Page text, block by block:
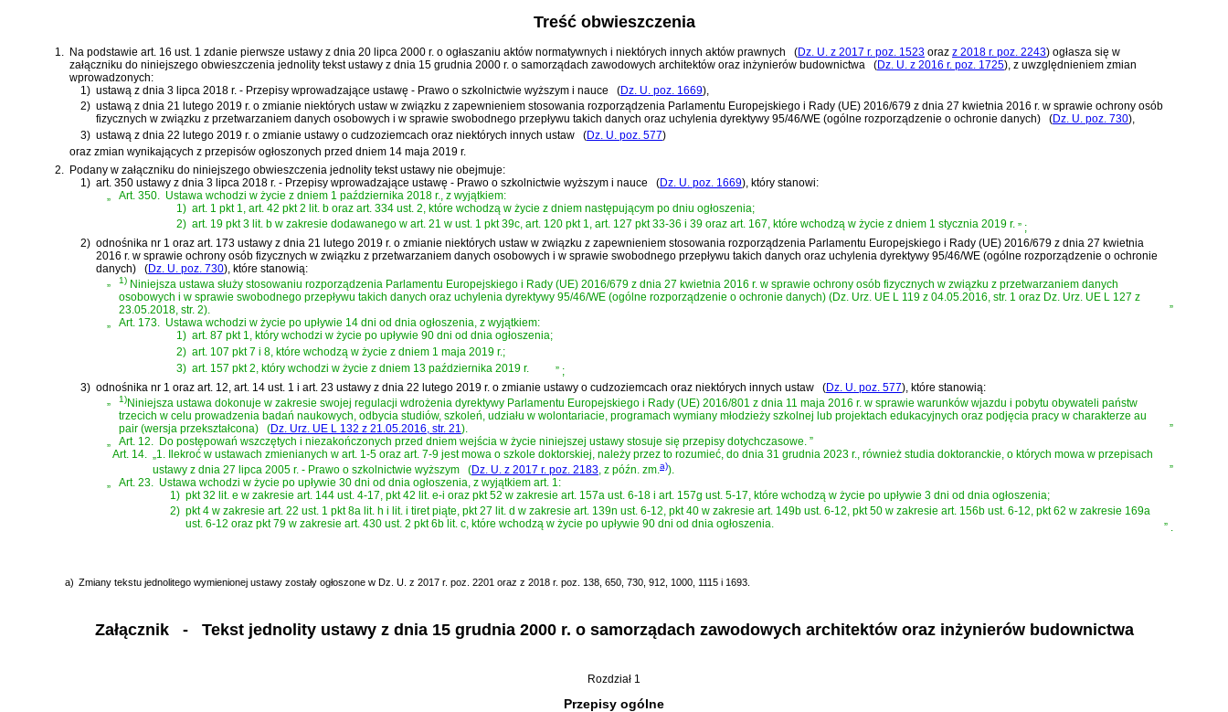
Treść obwieszczenia
1. Na podstawie art. 16 ust. 1 zdanie pierwsze ustawy z dnia 20 lipca 2000 r. o ogłaszaniu aktów normatywnych i niektórych innych aktów prawnych (Dz. U. z 2017 r. poz. 1523 oraz z 2018 r. poz. 2243) ogłasza się w
załączniku do niniejszego obwieszczenia jednolity tekstustawy z dnia 15 grudnia 2000 r. o samorządach zawodowych architektów oraz inżynierów budownictwa (Dz. U. z 2016 r. poz. 1725), z uwzględnieniem zmian
wprowadzonych:
1) ustawą z dnia 3 lipca 2018 r. - Przepisy wprowadzające ustawę - Prawo o szkolnictwie wyższym i nauce (Dz. U. poz. 1669),
2) ustawą z dnia 21 lutego 2019 r. o zmianie niektórych ustaw w związku z zapewnieniem stosowania rozporządzenia Parlamentu Europejskiego i Rady (UE) 2016/679 z dnia 27 kwietnia 2016 r. w sprawie ochrony osób
fizycznych w związku z przetwarzaniem danych osobowych i w sprawie swobodnego przepływu takich danych oraz uchylenia dyrektywy 95/46/WE (ogólne rozporządzenie o ochronie danych)
(Dz. U. poz. 730),
3) ustawą z dnia 22 lutego 2019 r. o zmianie ustawy o cudzoziemcach oraz niektórych innych ustaw (Dz. U. poz. 577)
oraz zmian wynikających z przepisów ogłoszonych przed dniem 14 maja 2019 r.
2.
Podany w załączniku do niniejszego obwieszczenia jednolity tekst ustawy nie obejmuje:
1) art. 350 ustawy z dnia 3 lipca 2018 r. - Przepisy wprowadzające ustawę - Prawo o szkolnictwie wyższym i nauce (Dz. U. poz. 1669) , który stanowi:
Art. 350.
Ustawa wchodzi w życie z dniem 1 października 2018 r., z wyjątkiem:
1) art. 1 pkt 1, art. 42 pkt 2 lit. b oraz art. 334 ust. 2, które wchodzą w życie z dniem następującym po dniu ogłoszenia;
2) art. 19 pkt 3 lit. b w zakresie dodawanego w art. 21 w ust. 1 pkt 39c, art. 120 pkt 1, art. 127 pkt 33-36 i 39 oraz art. 167, które wchodzą w życie z dniem 1 stycznia 2019 r. ” ;
2) odnośnika nr 1 oraz art. 173 ustawy z dnia 21 lutego 2019 r. o zmianie niektórych ustaw w związku z zapewnieniem stosowania rozporządzenia Parlamentu Europejskiego i Rady (UE) 2016/679 z dnia 27 kwietnia
2016 r. w sprawie ochrony osób fizycznych w związku z przetwarzaniem danych osobowych i w sprawie swobodnego przepływu takich danych oraz uchylenia dyrektywy 95/46/WE (ogólne rozporządzenie o ochronie
danych)
(Dz. U. poz. 730), które stanowią:
„
1) Niniejsza ustawa służy stosowaniu rozporządzenia Parlamentu Europejskiego i Rady (UE) 2016/679 z dnia 27 kwietnia 2016 r. w sprawie ochrony osób fizycznych w związku z przetwarzaniem danych
osobowych i w sprawie swobodnego przepływu takich danych oraz uchylenia dyrektywy 95/46/WE (ogólne rozporządzenie o ochronie danych) (Dz. Urz. UE L 119 z 04.05.2016, str. 1 oraz Dz. Urz. UE L 127 z
23.05.2018, str. 2).
”
„
Art. 173. Ustawa wchodzi w życie po upływie 14 dni od dnia ogłoszenia, z wyjątkiem:
1) art. 87 pkt 1, który wchodzi w życie po upływie 90 dni od dnia ogłoszenia;
2) art. 107 pkt 7 i 8, które wchodzą w życie z dniem 1 maja 2019 r.;
3) art. 157 pkt 2, który wchodzi w życie z dniem 13 października 2019 r. ” ;
3) odnośnika nr 1 oraz art. 12, art. 14 ust. 1 i art. 23 ustawy z dnia 22 lutego 2019 r. o zmianie ustawy o cudzoziemcach oraz niektórych innych ustaw (Dz. U. poz. 577) , które stanowią:
1)Niniejsza ustawa dokonuje w zakresie swojej regulacji wdrożenia dyrektywy Parlamentu Europejskiego i Rady (UE) 2016/801 z dnia 11 maja 2016 r. w sprawie warunków wjazdu i pobytu obywateli państw
trzecich w celu prowadzenia badań naukowych, odbycia studiów, szkoleń, udziału w wolontariacie, programach wymiany młodzieży szkolnej lub projektach edukacyjnych oraz podjęcia pracy w charakterze au
pair (wersja przekształcona)
(Dz. Urz. UE L 132 z 21.05.2016, str. 21 )
”
Art. 12. Do postępowań wszczętych i niezakończonych przed dniem wejścia w życie niniejszej ustawy stosuje się przepisy dotychczasowe. ”
Art. 14.
„1. Ilekroć w ustawach zmienianych w art. 1-5 oraz art. 7-9 jest mowa o szkole doktorskiej, należy przez to rozumieć, do dnia 31 grudnia 2023 r., również studia doktoranckie, o których mowa w przepisach
ustawy z dnia 27 lipca 2005 r. - Prawo o szkolnictwie wyższym
(Dz. U. z 2017 r. poz. 2183 , z późn. zm. a))
”
Art. 23.
Ustawa wchodzi w życie po upływie 30 dni od dnia ogłoszenia, z wyjątkiem art. 1:
1) pkt 32 lit. e w zakresie art. 144 ust. 4-17, pkt 42 lit. e-i oraz pkt 52 w zakresie art. 157a ust. 6-18 i art. 157g ust. 5-17, które wchodzą w życie po upływie 3 dni od dnia ogłoszenia;
2) pkt 4 w zakresie art. 22 ust. 1 pkt 8a lit. h i lit. i tiret piąte, pkt 27 lit. d w zakresie art. 139n ust. 6-12, pkt 40 w zakresie art. 149b ust. 6-12, pkt 50 w zakresie art. 156b ust. 6-12, pkt 62 w zakresie 169a
ust. 6-12 oraz pkt 79 w zakresie art. 430 ust. 2 pkt 6b lit. c, które wchodzą w życie po upływie 90 dni od dnia ogłoszenia.
” .
a) Zmiany tekstu jednolitego wymienionej ustawy zostały ogłoszone w Dz. U. z 2017 r. poz. 2201 oraz z 2018 r. poz. 138, 650, 730, 912, 1000, 1115 i 1693.
Załącznik- Tekst jednolity ustawy z dnia 15 grudnia 2000 r. o samorządach zawodowych architektów oraz inżynierów budownictwa
Rozdział 1
Przepisy ogólne